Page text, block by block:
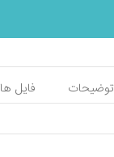
توضیحات فایل ها